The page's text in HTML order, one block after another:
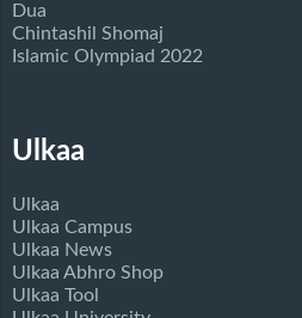
Dua
Chintashil Shomaj
Islamic Olympiad 2022
Ulkaa
Ulkaa
Ulkaa Campus
Ulkaa News
Ulkaa Abhro Shop
Ulkaa Tool